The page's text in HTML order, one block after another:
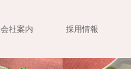
会社案内 採用情報